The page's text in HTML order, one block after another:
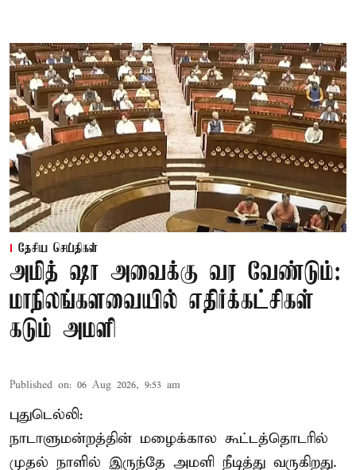
தேசிய செய்திகள்
அமித் ஷா அவைக்கு வர வேண்டும்:
மாநிலங்களவையில் எதிர்க்கட்சிகள்
கடும் அமளி
Published on: 06 Aug 2026, 9:53 am
புதுடெல்லி:
நாடாளுமன்றத்தின் மழைக்கால கூட்டத்தொடரில்
முதல் நாளில் இருந்தே அமளி நீடித்து வருகிறது.